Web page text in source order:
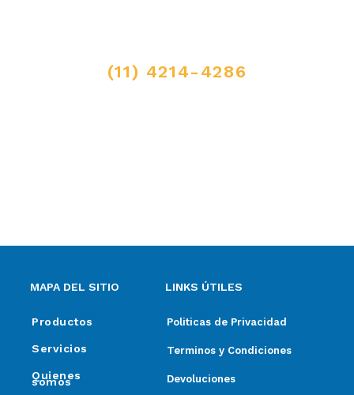
(11) 4214-4286
MAPA DEL SITIO
Productos
Servicios
Quienes
somos
LINKS ÚTILES
Politicas de Privacidad
Terminos y Condiciones
Devoluciones